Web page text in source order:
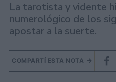
La tarotista y vidente
numerológico de los
apostar a la suerte.
COMPARTÍ ESTA NOTA